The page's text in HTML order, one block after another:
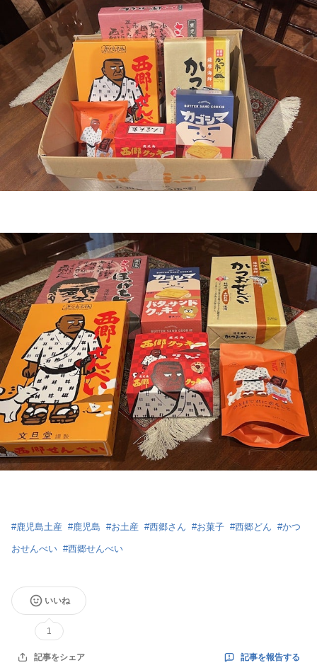
#鹿児島土産 #鹿児島 #お土産 #西郷さん #お菓子 #西郷どん #かつ
おせんべい #西郷せんべい
いいね
1
記事をシェア 記事を報告する